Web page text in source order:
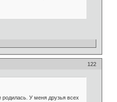
122
У меня друзья всех